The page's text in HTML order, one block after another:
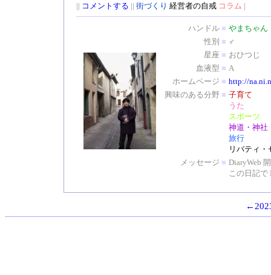
|| コメントする || 街づくり 経営者の自戒 コラム |
ハンドル ■ やまちゃん
性別 ■ ♂
星座 ■ おひつじ
血液型 ■ A
ホームページ ■ http://
興味のある分野 ■ 子育て
うた
スポーツ
神道・神社
旅行
リバティ
メッセージ ■ DiaryWeb
この日記